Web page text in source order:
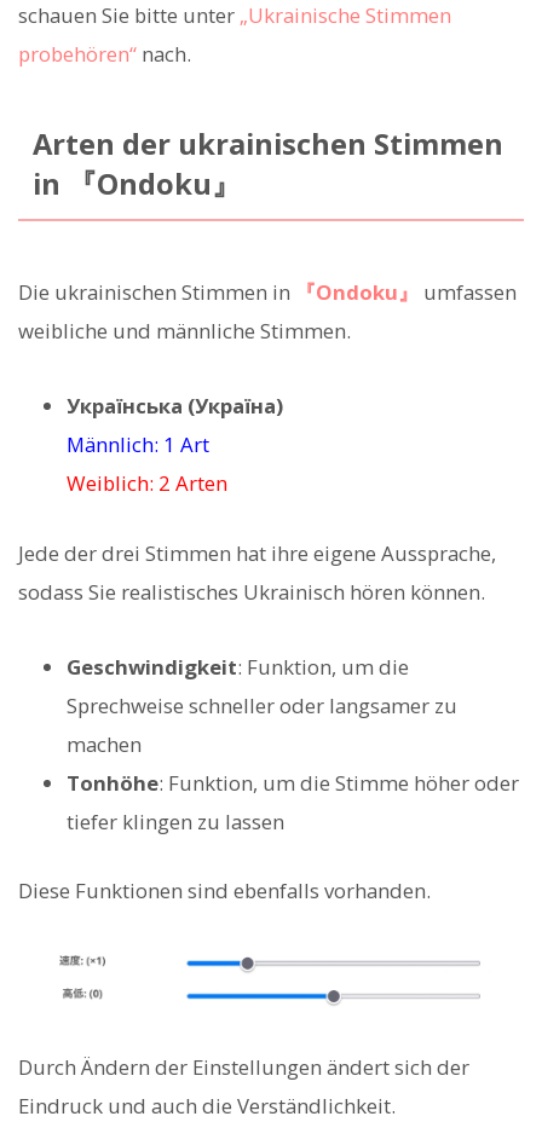
schauen Sie bitte unter „Ukrainische Stimmen
probehören“ nach.
Arten der ukrainischen Stimmen
in 『Ondoku』
Die ukrainischen Stimmen in 『Ondoku』
umfassen
weibliche und männliche Stimmen.
Українська (Україна)
Männlich: 1 Art
Weiblich: 2 Arten
Jede der drei Stimmen hat ihre eigene Aussprache,
sodass Sie realistisches Ukrainisch hören können.
Geschwindigkeit: Funktion, um die
Sprechweise schneller oder langsamer zu
machen
Tonhöhe: Funktion, um die Stimme höher oder
tiefer klingen zu lassen
Diese Funktionen sind ebenfalls vorhanden.
Durch Ändern der Einstellungen ändert sich der
Eindruck und auch die Verständlichkeit.